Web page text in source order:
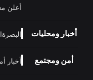
أعلن
أخبار ومحليات البصرة
أمن ومجتمع أخبار